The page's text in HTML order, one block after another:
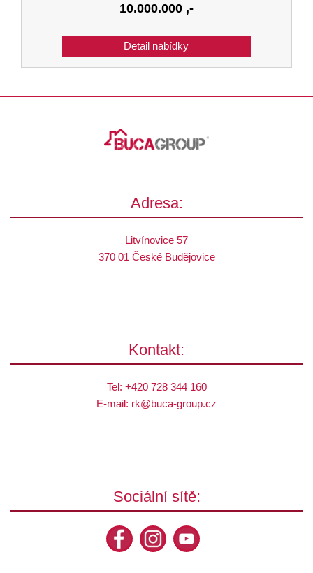
10.000.000 ,-
Adresa:
Litvínovice 57
370 01 České Budějovice
Kontakt:
Tel: +420 728 344 160
E-mail: rk@buca-group.cz
Sociální sítě: